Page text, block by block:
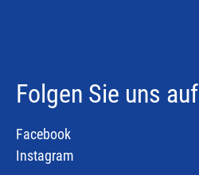
Folgen Sie uns auf
Facebook
Instagram